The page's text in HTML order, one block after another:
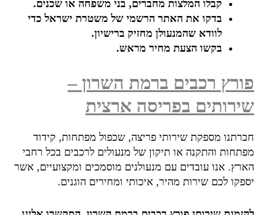
קבלו המלצות מחברים, בני משפחה או שכנים.
בדקו את האתר הרשמי של משטרת ישראל כדי
לוודא שהמנעולן מחזיק ברישיון.
בקשו הצעת מחיר מראש.
רכבים ברמת השרון –
בפריסה ארצית
מספקת שירותי פריצה, שכפול מפתחות, קידוד
והתקנה או תיקון של מנעולים לרכבים בכל רחבי
אנו עובדים עם מנעולנים מוסמכים ומקצועיים, אשר
לכם שירות מהיר, איכותי ומחירים הוגנים.